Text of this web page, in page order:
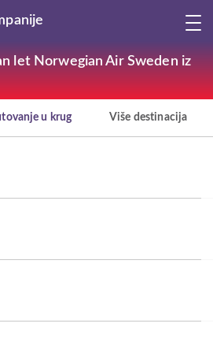
let Norwegian Air Sweden iz
u krug Više destinacija